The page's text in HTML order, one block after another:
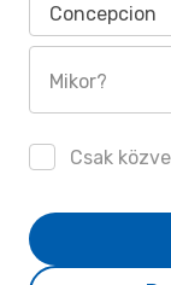
Concepcion
Mikor?
Csak